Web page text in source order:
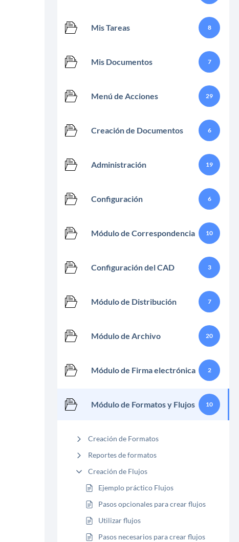
Mis Tareas 8
Mis Documentos 7
Menú de Acciones 29
Creación de Documentos 6
Administración 19
Configuración 6
Módulo de Correspondencia 10
Configuración del CAD 3
Módulo de Distribución 7
Módulo de Archivo 20
Módulo de Firma electrónica 2
Módulo de Formatos y Flujos 10
Creación de Formatos
Reportes de formatos
Creación de Flujos
Ejemplo práctico Flujos
Pasos opcionales para crear flujos
Utilizar flujos
Pasos necesarios para crear flujos